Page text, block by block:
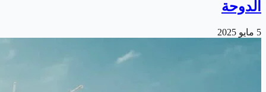
الدوحة
5 مايو 2025